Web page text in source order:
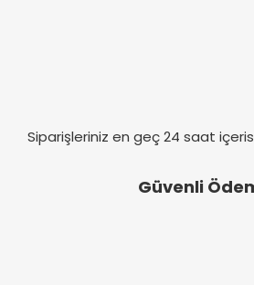
Siparişleriniz en geç 24 saat
Güvenli